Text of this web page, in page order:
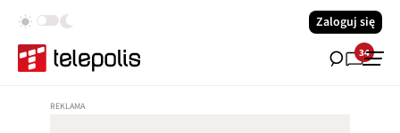
Zaloguj się
34